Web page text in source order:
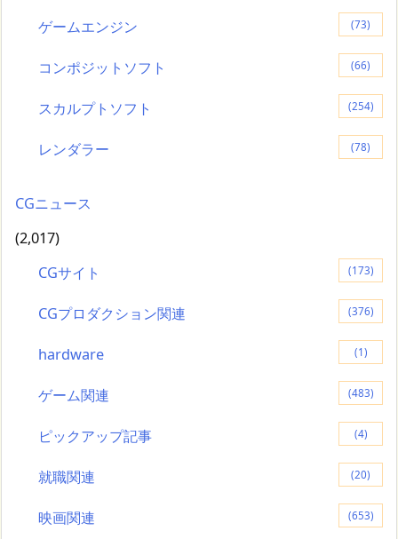
ゲームエンジン (73)
コンポジットソフト (66)
スカルプトソフト (254)
レンダラー (78)
CGニュース
(2,017)
CGサイト
(173)
CGプロダクション関連 (376)
hardware (1)
ゲーム関連 (483)
ピックアップ記事 (4)
就職関連 (20)
映画関連 (653)